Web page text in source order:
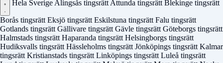
Hela Sverige Alingsås tingsrätt Attunda tingsrätt Blekinge tingsrätt
Borås tingsrätt Eksjö tingsrätt Eskilstuna tingsrätt Falu tingsrätt
Gotlands tingsrätt Gällivare tingsrätt Gävle tingsrätt Göteborgs tingsrätt
Halmstads tingsrätt Haparanda tingsrätt Helsingborgs tingsrätt
Hudiksvalls tingsrätt Hässleholms tingsrätt Jönköpings tingsrätt Kalmar
tingsrätt Kristianstads tingsrätt Linköpings tingsrätt Luleå tingsrätt